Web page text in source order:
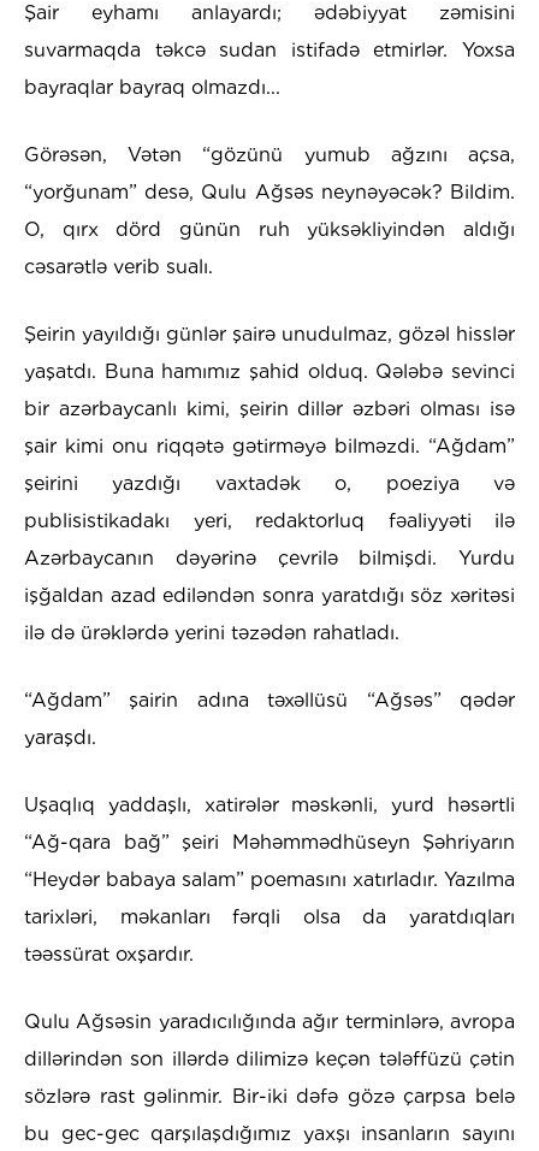
Şair eyhamı anlayardı; ədəbiyyat zəmisini
suvarmaqda təkcə sudan istifadə etmirlər. Yoxsa
bayraqlar bayraq olmazdı...
Görəsən, Vətən “gözünü yumub ağzını açsa,
“yorğunam” desə, Qulu Ağsəs neynəyəcək? Bildim.
O, qırx dörd günün ruh yüksəkliyindən aldığı
cəsarətlə verib sualı.
Şeirin yayıldığı günlər şairə unudulmaz, gözəl hisslər
yaşatdı. Buna hamımız şahid olduq. Qələbə sevinci
bir azərbaycanlı kimi, şeirin dillər əzbəri olması isə
şair kimi onu riqqətə gətirməyə bilməzdi. “Ağdam”
şeirini yazdığı vaxtadək o, poeziya və
publisistikadakı yeri, redaktorluq fəaliyyəti ilə
Azərbaycanın dəyərinə çevrilə bilmişdi. Yurdu
işğaldan azad ediləndən sonra yaratdığı söz xəritəsi
ilə də ürəklərdə yerini təzədən rahatladı.
“Ağdam” şairin adına təxəllüsü “Ağsəs” qədər
yaraşdı.
Uşaqlıq yaddaşlı, xatirələr məskənli, yurd həsərtli
“Ağ-qara bağ” şeiri Məhəmmədhüseyn Şəhriyarın
“Heydər babaya salam” poemasını xatırladır. Yazılma
tarixləri, məkanları fərqli olsa da yaratdıqları
təəssürat oxşardır.
Qulu Ağsəsin yaradıcılığında ağır terminlərə, avropa
dillərindən son illərdə dilimizə keçən tələffüzü çətin
sözlərə rast gəlinmir. Bir-iki dəfə gözə çarpsa belə
bu gec-gec qarşılaşdığımız yaxşı insanların sayını